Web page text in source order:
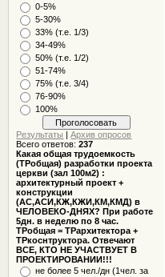
0-5%
5-30%
33% (т.е. 1/3)
34-49%
50% (т.е. 1/2)
51-74%
75% (т.е. 3/4)
76-90%
100%
Результаты |Архив опросов
Всего ответов:237
Какая общая трудоемкость
(ТРобщая) разработки проекта
церкви (зал 100м2) :
архитектурный проект +
конструкции
(АС,АСИ,КЖ,КЖИ,КМ,КМД) в
ЧЕЛОВЕКО-ДНЯХ? При работе
5дн. в неделю по 8 час.
ТРобщая = ТРархитектора +
ТРкоснтруктора. Отвечают
ВСЕ, КТО НЕ УЧАСТВУЕТ В
ПРОЕКТИРОВАНИИ!!!
не более 5 чел./дн (1чел. за